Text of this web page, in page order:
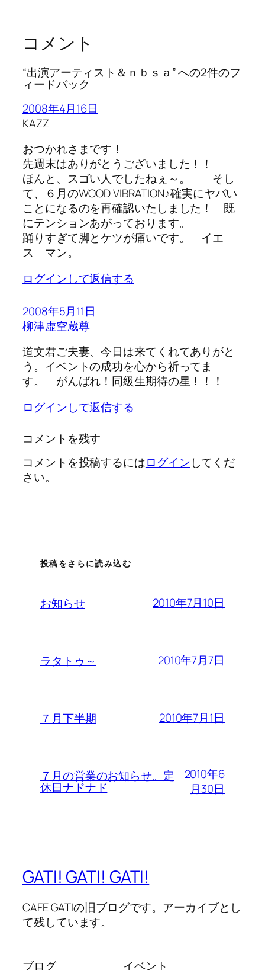
コメント
“出演アーティスト＆ｎｂｓａ” への2件のフ
ィードバック
2008年4月16日
KAZZ
おつかれさまです！
先週末はありがとうございました！！
ほんと、スゴい人でしたねぇ～。 そし
て、６月のWOOD VIBRATION♪確実にヤバい
ことになるのを再確認いたしました！ 既
にテンションあがっております。
踊りすぎて脚とケツが痛いです。 イエ
ス マン。
ログインして返信する
2008年5月11日
柳津虚空蔵尊
道文君ご夫妻、今日は来てくれてありがと
う。イベントの成功を心から祈ってま
す。 がんばれ！同級生期待の星！！！
ログインして返信する
コメントを残す
コメントを投稿するにはログインしてくだ
さい。
投稿をさらに読み込む
お知らせ 2010年7月10日
ラタトゥ～ 2010年7月7日
７月下半期 2010年7月1日
７月の営業のお知らせ。定
休日ナドナド
2010年6
月30日
GATI! GATI! GATI!
CAFE GATIの旧ブログです。アーカイブとし
て残しています。
ブログ
イベント